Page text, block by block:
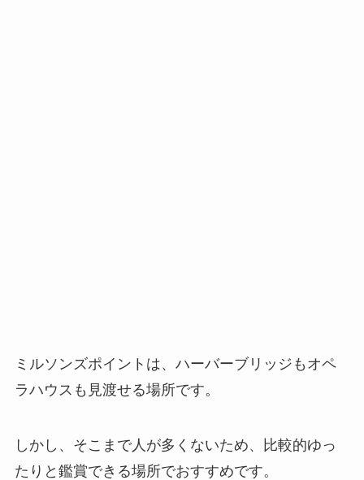
ミルソンズポイントは、ハーバーブリッジもオペ
ラハウスも見渡せる場所です。
しかし、そこまで人が多くないため、比較的ゆっ
たりと鑑賞できる場所でおすすめです。